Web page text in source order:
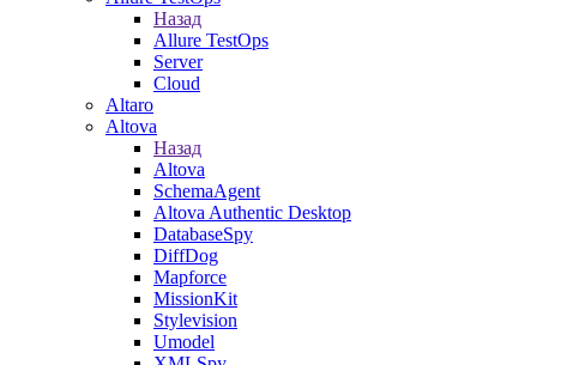
Назад
Allure TestOps
Server
Cloud
Altaro
Altova
Назад
Altova
SchemaAgent
Altova Authentic Desktop
DatabaseSpy
DiffDog
Mapforce
MissionKit
Stylevision
Umodel